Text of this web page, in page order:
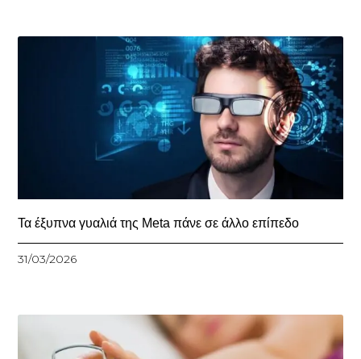
Τα έξυπνα γυαλιά της Meta πάνε σε άλλο επίπεδο
31/03/2026